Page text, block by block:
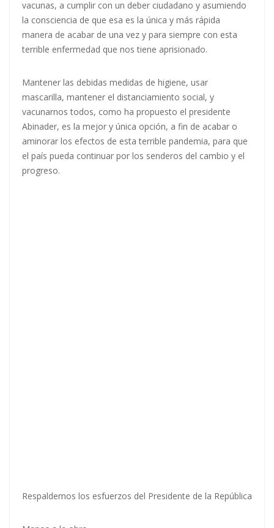
vacunas, a cumplir con un deber ciudadano y asumiendo
la consciencia de que esa es la única y más rápida
manera de acabar de una vez y para siempre con esta
terrible enfermedad que nos tiene aprisionado.
Mantener las debidas medidas de higiene, usar
mascarilla, mantener el distanciamiento social, y
vacunarnos todos, como ha propuesto el presidente
Abinader, es la mejor y única opción, a fin de acabar o
aminorar los efectos de esta terrible pandemia, para que
el país pueda continuar por los senderos del cambio y el
progreso.
Respaldemos los esfuerzos del Presidente de la República